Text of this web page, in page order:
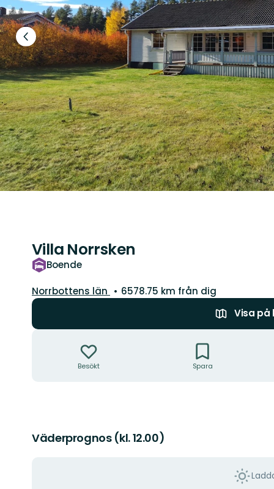
Föregående
bild
Villa Norrsken
Boende
Län:
Norrbottens län
6578.75 km från dig
Visa på
Besökt Spara
Väderprognos (kl. 12.00)